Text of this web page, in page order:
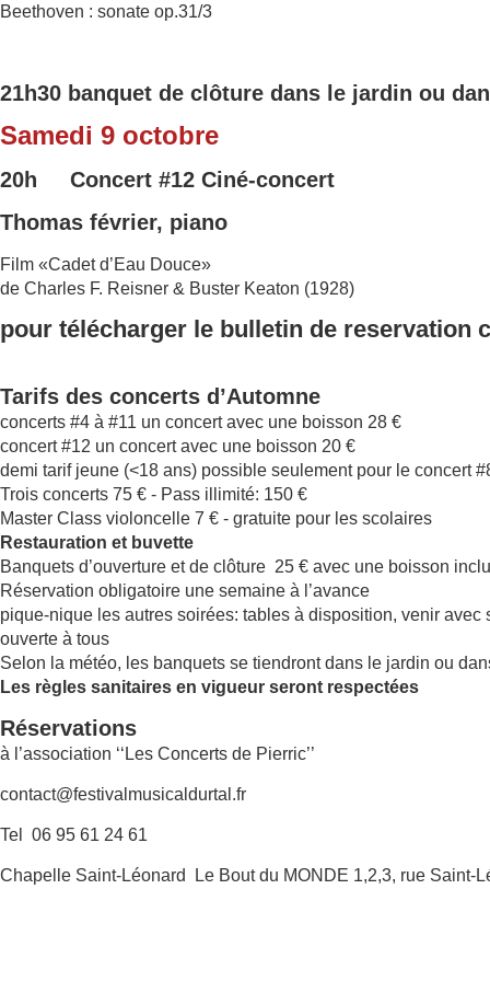
Beethoven : sonate op.31/3
21h30 banquet de clôture dans le jardin ou
Samedi 9 octobre
20h Concert #12 Ciné-concert
Thomas février, piano
Film «Cadet d’Eau Douce»
de Charles F. Reisner & Buster Keaton (1928)
pour télécharger le bulletin de reservation
Tarifs des concerts d’Automne
concerts #4 à #11 un concert avec une boisson 28 €
concert #12 un concert avec une boisson 20 €
demi tarif jeune (<18 ans) possible seulement pour le concert
Trois concerts 75 € - Pass illimité: 150 €
Master Class violoncelle 7 € - gratuite pour les scolaires
Restauration et buvette
Banquets d’ouverture et de clôture 25 € avec une boisson
Réservation obligatoire une semaine à l’avance
pique-nique les autres soirées: tables à disposition, venir
ouverte à tous
Selon la météo, les banquets se tiendront dans le jardin ou
Les règles sanitaires en vigueur seront respectées
Réservations
à l’association ‘‘Les Concerts de Pierric’’
contact@festivalmusicaldurtal.fr
Tel 06 95 61 24 61
Chapelle Saint-Léonard Le Bout du MONDE 1,2,3, rue Saint-